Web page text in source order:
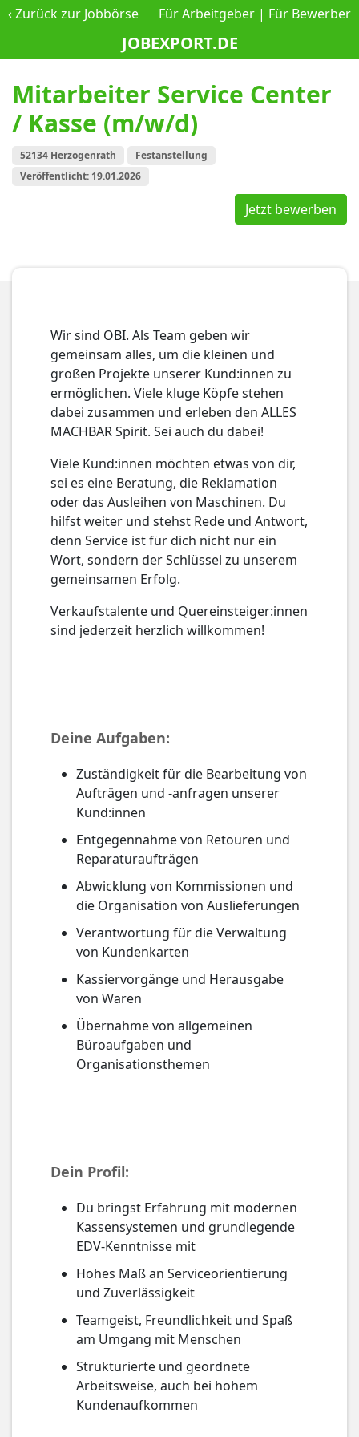
‹Zurück zur Jobbörse
JOBEXPORT.DE
Für Arbeitgeber | Für Bewerber
Mitarbeiter Service Center
/ Kasse (m/w/d)
52134 Herzogenrath
Festanstellung
Veröffentlicht: 19.01.2026
Jetzt bewerben
Wir sind OBI. Als Team geben wir
gemeinsam alles, um die kleinen und
großen Projekte unserer Kund:innen zu
ermöglichen. Viele kluge Köpfe stehen
dabei zusammen und erleben den ALLES
MACHBAR Spirit. Sei auch du dabei!
Viele Kund:innen möchten etwas von dir,
sei es eine Beratung, die Reklamation
oder das Ausleihen von Maschinen. Du
hilfst weiter und stehst Rede und Antwort,
denn Service ist für dich nicht nur ein
Wort, sondern der Schlüssel zu unserem
gemeinsamen Erfolg.
Verkaufstalente und Quereinsteiger:innen
sind jederzeit herzlich willkommen!
Deine Aufgaben:
Zuständigkeit für die Bearbeitung von
Aufträgen und -anfragen unserer
Kund:innen
Entgegennahme von Retouren und
Reparaturaufträgen
Abwicklung von Kommissionen und
die Organisation von Auslieferungen
Verantwortung für die Verwaltung
von Kundenkarten
Kassiervorgänge und Herausgabe
von Waren
Übernahme von allgemeinen
Büroaufgaben und
Organisationsthemen
Dein Profil:
Du bringst Erfahrung mit modernen
Kassensystemen und grundlegende
EDV-Kenntnisse mit
Hohes Maß an Serviceorientierung
und Zuverlässigkeit
Teamgeist, Freundlichkeit und Spaß
am Umgang mit Menschen
Strukturierte und geordnete
Arbeitsweise, auch bei hohem
Kundenaufkommen